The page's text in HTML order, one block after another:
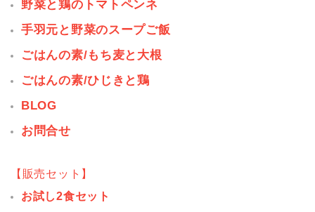
野菜と鶏のトマトペンネ
手羽元と野菜のスープご飯
ごはんの素/もち麦と大根
ごはんの素/ひじきと鶏
BLOG
お問合せ
【販売セット】
お試し2食セット